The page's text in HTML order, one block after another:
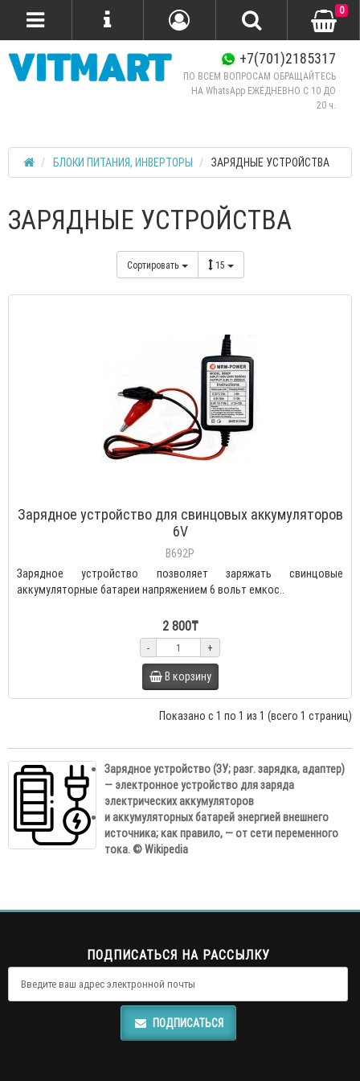
+7(701)2185317
ПО ВСЕМ ВОПРОСАМ ОБРАЩАЙТЕСЬ
НА WhatsApp ЕЖЕДНЕВНО C 10 ДО
20 ч.
0
БЛОКИ ПИТАНИЯ, ИНВЕРТОРЫ ЗАРЯДНЫЕ УСТРОЙСТВА
ЗАРЯДНЫЕ УСТРОЙСТВА
Сортировать 15
Зарядное устройство для свинцовых аккумуляторов
6V
B692P
Зарядное устройство позволяет заряжать свинцовые
аккумуляторные батареи напряжением 6 вольт емкос..
2 800₸
- +
В корзину
Показано с 1 по 1 из 1 (всего 1 страниц)
Зарядное устройство (ЗУ; разг. зарядка, адаптер)
— электронное устройство для заряда
электрических аккумуляторов
и аккумуляторных батарей энергией внешнего
источника; как правило, — от сети переменного
тока. © Wikipedia
ПОДПИСАТЬСЯ НА РАССЫЛКУ
ПОДПИСАТЬСЯ